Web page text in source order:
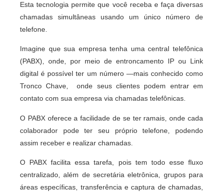
Esta tecnologia permite que você receba e faça diversas
chamadas simultâneas usando um único número de
telefone.
Imagine que sua empresa tenha uma central telefônica
(PABX), onde, por meio de entroncamento IP ou Link
digital é possível ter um número —mais conhecido como
Tronco Chave, onde seus clientes podem entrar em
contato com sua empresa via chamadas telefônicas.
O PABX oferece a facilidade de se ter ramais, onde cada
colaborador pode ter seu próprio telefone, podendo
assim receber e realizar chamadas.
O PABX facilita essa tarefa, pois tem todo esse fluxo
centralizado, além de secretária eletrônica, grupos para
áreas específicas, transferência e captura de chamadas,